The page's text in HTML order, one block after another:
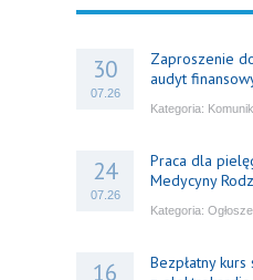
30
07.26
Zaproszenie
audyt
Kategoria:
24
07.26
Praca dla
Medycyny
Kategoria:
16
Bezpłatny